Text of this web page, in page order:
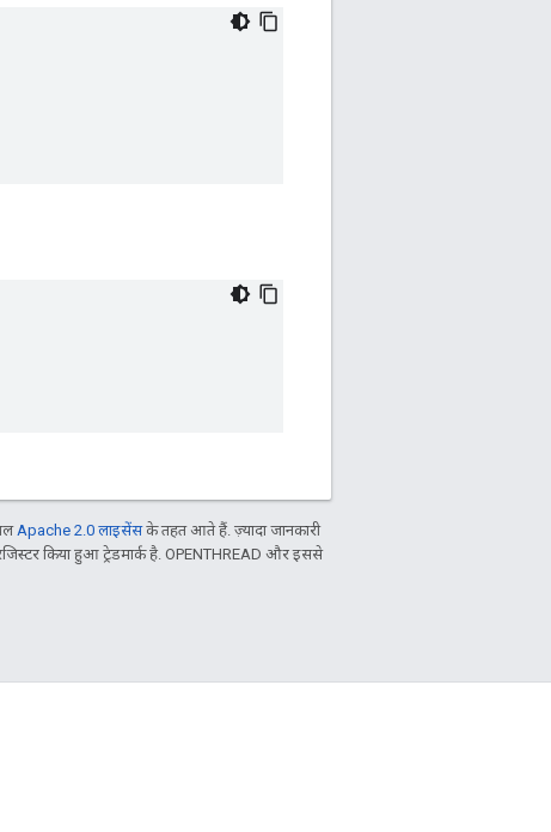
Apache 2.0 लाइसेंसके तहत आते हैं. ज़्यादा जानकारी
किया हुआ ट्रेडमार्क है. OPENTHREAD और इससे